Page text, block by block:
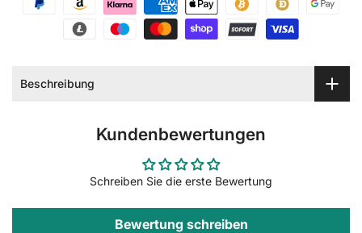
Beschreibung
Kundenbewertungen
Schreiben Sie die erste Bewertung
Bewertung schreiben